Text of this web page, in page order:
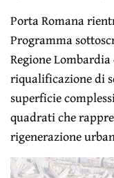
Porta Romana
Programma
Regione
riqualificazione di
superficie
quadrati che
rigenerazione